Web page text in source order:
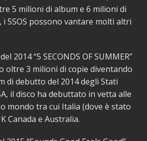
5 milioni di album e 6 milioni di
5SOS possono vantare molti altri
2014 “5 SECONDS OF SUMMER”
oltre 3 milioni di copie diventando
di debutto del 2014 degli Stati
il disco ha debuttato in vetta alle
mondo tra cui Italia (dove è stato
Canada e Australia.